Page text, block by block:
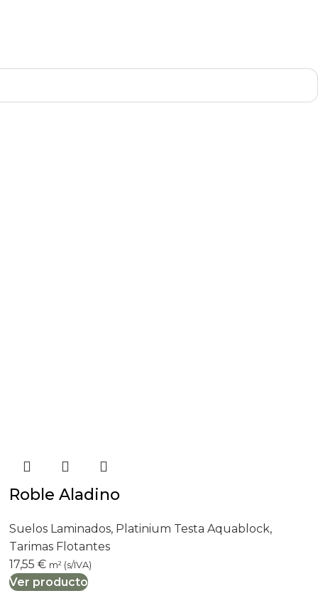
Roble Aladino
Suelos Laminados, Platinium Testa Aquablock,
Tarimas Flotantes
17,55€ m² (s/IVA)
Ver producto